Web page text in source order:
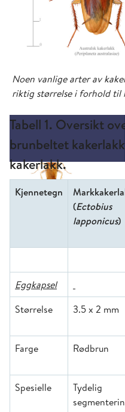
Noen vanlige arter av
riktig størrelse i forhold til
Tabell 1. Oversikt
brunbeltet
kakerlakk.
Kjennetegn
(Ectobius
lapponicus)
Eggkapsel
Størrelse
3.5 x 2 mm
Farge Rødbrun
Spesielle
Tydelig